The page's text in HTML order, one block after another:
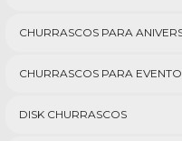
CHURRASCOS PARA
CHURRASCOS PARA
DISK CHURRASCOS